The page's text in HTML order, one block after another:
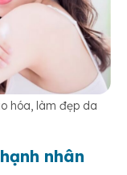
hóa, làm đẹp da
nhân